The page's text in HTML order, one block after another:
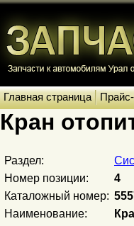
Главная страница
Кран
Раздел:
Номер позиции:
4
Каталожный номер:
Наименование: